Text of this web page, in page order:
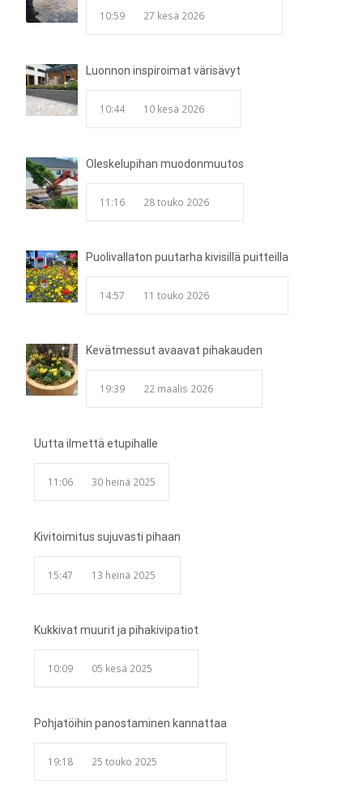
10:59 27 kesä 2026
Luonnon inspiroimat värisävyt
10:44 10 kesä 2026
Oleskelupihan muodonmuutos
11:16 28 touko 2026
Puolivallaton puutarha kivisillä puitteilla
14:57 11 touko 2026
Kevätmessut avaavat pihakauden
19:39 22 maalis 2026
Uutta ilmettä etupihalle
11:06 30 heinä 2025
Kivitoimitus sujuvasti pihaan
15:47 13 heinä 2025
Kukkivat muurit ja pihakivipatiot
10:09 05 kesä 2025
Pohjatöihin panostaminen kannattaa
19:18 25 touko 2025